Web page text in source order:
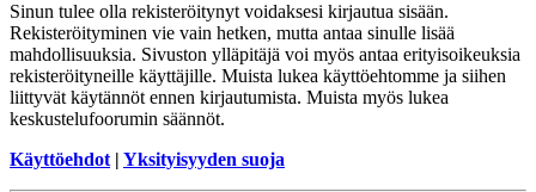
Sinun tulee olla rekisteröitynyt voidaksesi kirjautua sisään.
Rekisteröityminen vie vain hetken, mutta antaa sinulle lisää
mahdollisuuksia. Sivuston ylläpitäjä voi myös antaa erityisoikeuksia
rekisteröityneille käyttäjille. Muista lukea käyttöehtomme ja siihen
liittyvät käytännöt ennen kirjautumista. Muista myös lukea
keskustelufoorumin säännöt.
Käyttöehdot | Yksityisyyden suoja